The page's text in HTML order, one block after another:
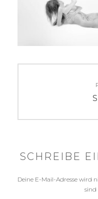
SCHREIBE
Deine E-Mail-Adresse wird